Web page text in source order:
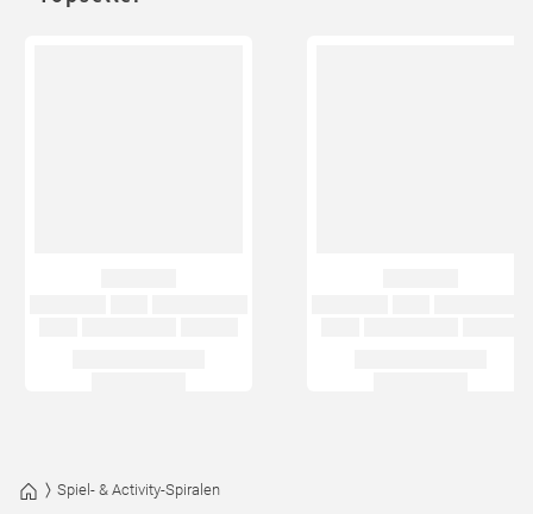
Spiel- & Activity-Spiralen